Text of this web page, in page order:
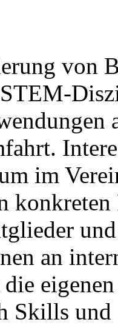
von
im
an
Skills und